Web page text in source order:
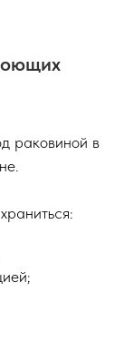
раковиной в